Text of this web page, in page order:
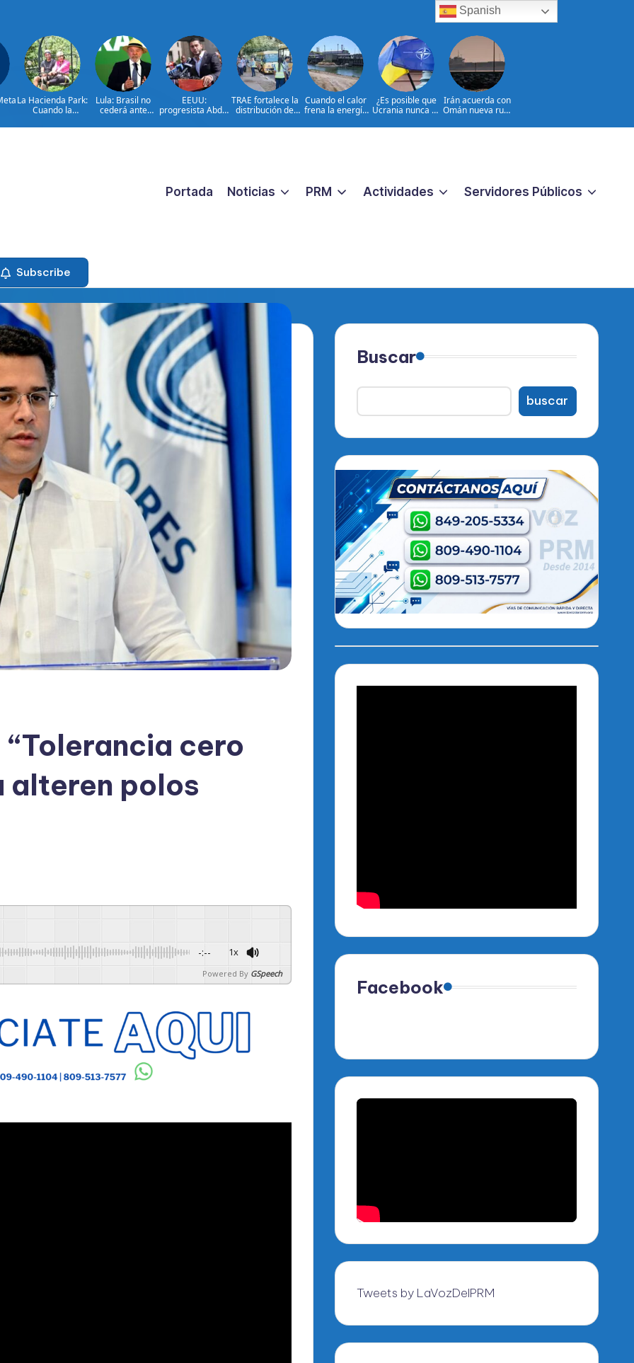
La Hacienda Park:
Cuando la
la historia del
Lula: Brasil no
cederá ante
extranjeras
EEUU:
progresista Abdul
primarias en
TRAE fortalece la
distribución de
todo el país de
Cuando el calor
frena la energía
Europa
¿Es posible que
Ucrania nunca se
OTAN?
Irán acuerda con
Omán nueva ruta
Portada Noticias PRM Actividades Servidores Públicos
Subscribe
cero
alteren polos
-:-- 1x
Powered By GSpeech
Buscar
buscar
Facebook
Tweets by LaVozDelPRM
Spanish